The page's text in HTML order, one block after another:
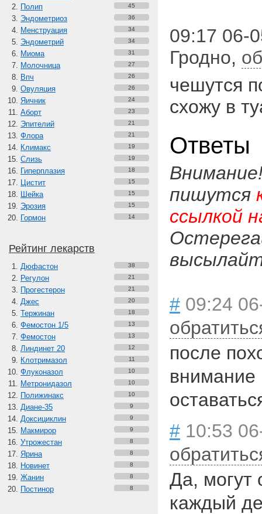
Полип 45
Эндометриоз 36
Менструация 34
Эндометрий 34
Миома 31
Молочница 27
Впч 26
Овуляция 26
Яичник 24
Аборт 23
Эпителий 21
Флора 21
Климакс 19
Слизь 19
Гиперплазия 18
Цистит 15
Шейка 15
Эрозия 15
Гормон 14
Рейтинг лекарств
Дюфастон 38
Регулон 21
Прогестерон 21
Джес 20
Тержинан 18
Фемостон 1/5 13
Фемостон 13
Линдинет 20 12
Клотримазол 11
Флуконазол 10
Метронидазол 10
Полижинакс 10
Диане-35 9
Доксициклин 9
Макмирор 9
Утрожестан 8
Ярина 8
Новинет 8
Жанин 8
Постинор 8
09:17 06-
Гродно,
чешутся
схожу в
Ответы
пишутся
ссылкой
# 09:24
после
внимание
# 10:53
Да, могут
каждый